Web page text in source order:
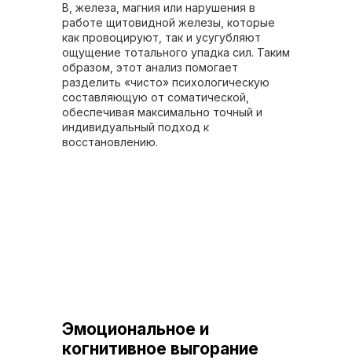
B, железа, магния или нарушения в
работе щитовидной железы, которые
как провоцируют, так и усугубляют
ощущение тотального упадка сил. Таким
образом, этот анализ помогает
разделить «чисто» психологическую
составляющую от соматической,
обеспечивая максимально точный и
индивидуальный подход к
восстановлению.
Эмоциональное и
когнитивное выгорание